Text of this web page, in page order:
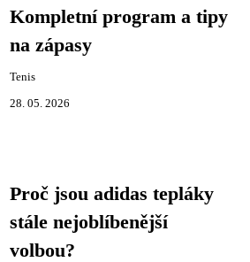
Kompletní program a tipy
na zápasy
Tenis
28. 05. 2026
Proč jsou adidas tepláky
stále nejoblíbenější
volbou?